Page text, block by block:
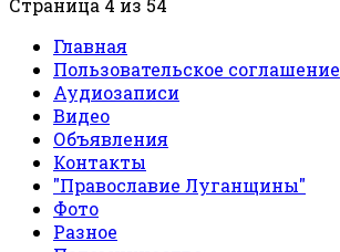
Главная
Пользовательское соглашение
Аудиозаписи
Видео
Объявления
Контакты
"Православие Луганщины"
Фото
Разное